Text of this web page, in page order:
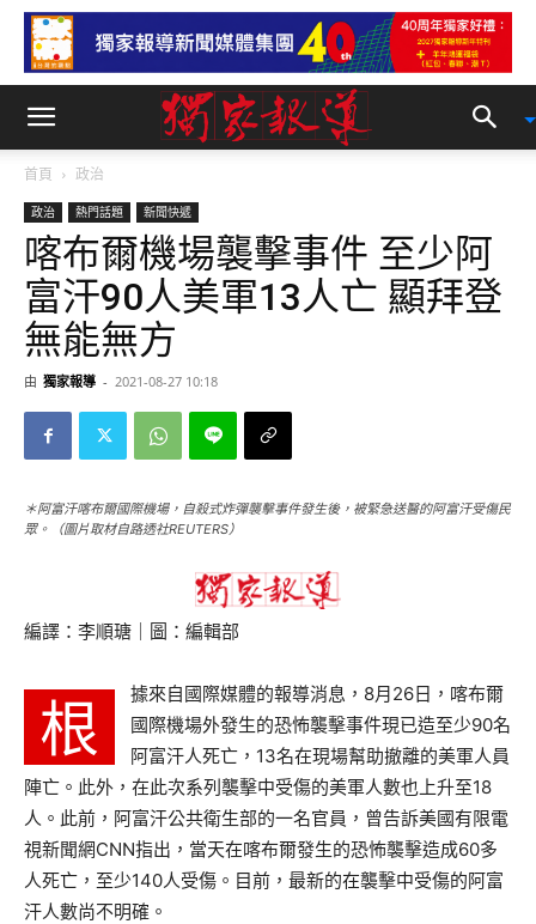
首頁 政治
政治 熱門話題 新聞快遞
喀布爾機場襲擊事件 至少阿
富汗90人美軍13人亡 顯拜登
無能無方
由 獨家報導 - 2021-08-27 10:18
＊阿富汗喀布爾國際機場，自殺式炸彈襲擊事件發生後，被緊急送醫的阿富汗受傷民
眾。（圖片取材自路透社REUTERS）
編譯：李順瑭｜圖：編輯部
根
據來自國際媒體的報導消息，8月26日，喀布爾
國際機場外發生的恐怖襲擊事件現已造至少90名
阿富汗人死亡，13名在現場幫助撤離的美軍人員
陣亡。此外，在此次系列襲擊中受傷的美軍人數也上升至18
人。此前，阿富汗公共衛生部的一名官員，曾告訴美國有限電
視新聞網CNN指出，當天在喀布爾發生的恐怖襲擊造成60多
人死亡，至少140人受傷。目前，最新的在襲擊中受傷的阿富
汗人數尚不明確。